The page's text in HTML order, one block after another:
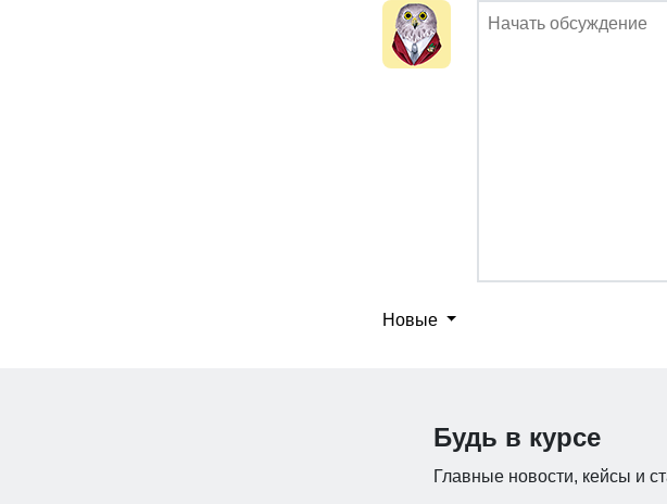
Новые
Будь в курсе
Главные новости, кейсы и